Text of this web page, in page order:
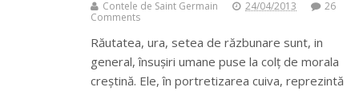
Contele de Saint Germain 24/04/2013
26
Comments
Răutatea, ura, setea de răzbunare sunt, in
general, însușiri umane puse la colț de morala
creștină. Ele, în portretizarea cuiva, reprezintă